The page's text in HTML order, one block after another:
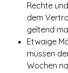
Rechte
dem
geltend
Etwaige
müssen
Wochen